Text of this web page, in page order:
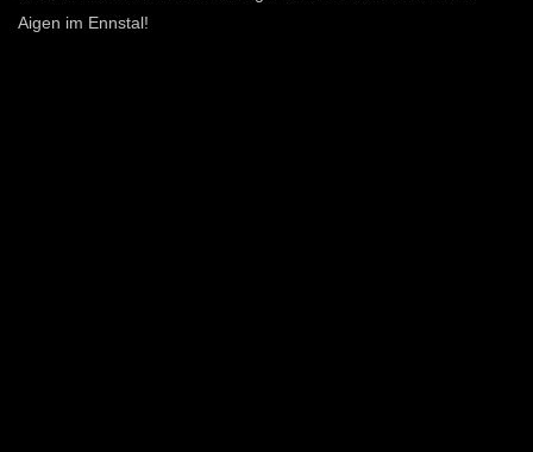
Aigen im Ennstal!